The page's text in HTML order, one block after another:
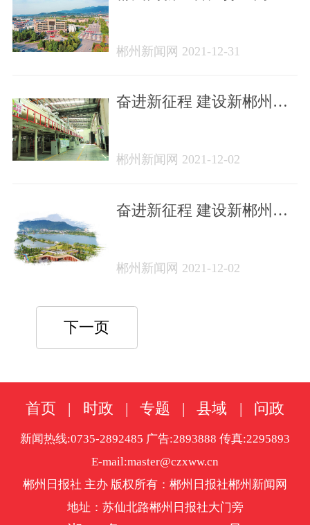
郴州新闻网 2021-12-31
奋进新征程 建设新郴州
产业转型升级示范区综述
郴州新闻网 2021-12-02
奋进新征程 建设新郴州｜
持续发展议程创新示范区
郴州新闻网 2021-12-02
下一页
首页 | 时政 | 专题 | 县域 | 问政
新闻热线:0735-2892485 广告:2893888 传真:2295893
E-mail:master@czxww.cn
郴州日报社 主办 版权所有：郴州日报社郴州新闻网
地址：苏仙北路郴州日报社大门旁